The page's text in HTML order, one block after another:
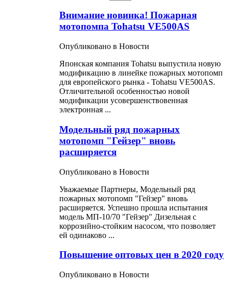
Внимание новинка! Пожарная
мотопомпа Tohatsu VE500AS
Опубликовано в Новости
Японская компания Tohatsu выпустила новую
модификацию в линейке пожарных мотопомп
для европейского рынка - Tohatsu VE500AS.
Отличительной особенностью новой
модификации усовершенствовенная
электронная ...
Модельный ряд пожарных
мотопомп "Гейзер" вновь
расширяется
Опубликовано в Новости
Уважаемые Партнеры, Модельный ряд
пожарных мотопомп "Гейзер" вновь
расширяется. Успешно прошла испытания
модель МП-10/70 "Гейзер" Дизельная с
коррозийно-стойким насосом, что позволяет
ей одинаково ...
Повышение оптовых цен в 2020 году
Опубликовано в Новости